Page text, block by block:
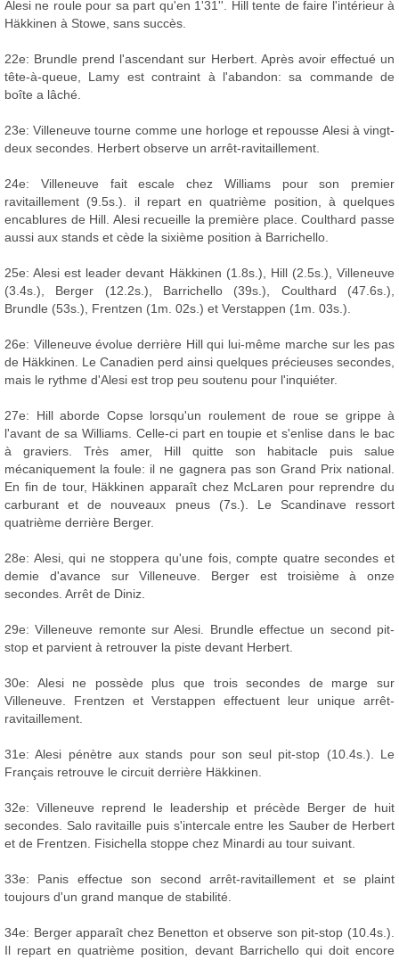
Alesi ne roule pour sa part qu'en 1'31''. Hill tente de faire l'intérieur à
Häkkinen à Stowe, sans succès.
22e: Brundle prend l'ascendant sur Herbert. Après avoir effectué un
tête-à-queue, Lamy est contraint à l'abandon: sa commande de
boîte a lâché.
23e: Villeneuve tourne comme une horloge et repousse Alesi à vingt-
deux secondes. Herbert observe un arrêt-ravitaillement.
24e: Villeneuve fait escale chez Williams pour son premier
ravitaillement (9.5s.). il repart en quatrième position, à quelques
encablures de Hill. Alesi recueille la première place. Coulthard passe
aussi aux stands et cède la sixième position à Barrichello.
25e: Alesi est leader devant Häkkinen (1.8s.), Hill (2.5s.), Villeneuve
(3.4s.), Berger (12.2s.), Barrichello (39s.), Coulthard (47.6s.),
Brundle (53s.), Frentzen (1m. 02s.) et Verstappen (1m. 03s.).
26e: Villeneuve évolue derrière Hill qui lui-même marche sur les pas
de Häkkinen. Le Canadien perd ainsi quelques précieuses secondes,
mais le rythme d'Alesi est trop peu soutenu pour l'inquiéter.
27e: Hill aborde Copse lorsqu'un roulement de roue se grippe à
l'avant de sa Williams. Celle-ci part en toupie et s'enlise dans le bac
à graviers. Très amer, Hill quitte son habitacle puis salue
mécaniquement la foule: il ne gagnera pas son Grand Prix national.
En fin de tour, Häkkinen apparaît chez McLaren pour reprendre du
carburant et de nouveaux pneus (7s.). Le Scandinave ressort
quatrième derrière Berger.
28e: Alesi, qui ne stoppera qu'une fois, compte quatre secondes et
demie d'avance sur Villeneuve. Berger est troisième à onze
secondes. Arrêt de Diniz.
29e: Villeneuve remonte sur Alesi. Brundle effectue un second pit-
stop et parvient à retrouver la piste devant Herbert.
30e: Alesi ne possède plus que trois secondes de marge sur
Villeneuve. Frentzen et Verstappen effectuent leur unique arrêt-
ravitaillement.
31e: Alesi pénètre aux stands pour son seul pit-stop (10.4s.). Le
Français retrouve le circuit derrière Häkkinen.
32e: Villeneuve reprend le leadership et précède Berger de huit
secondes. Salo ravitaille puis s'intercale entre les Sauber de Herbert
et de Frentzen. Fisichella stoppe chez Minardi au tour suivant.
33e: Panis effectue son second arrêt-ravitaillement et se plaint
toujours d'un grand manque de stabilité.
34e: Berger apparaît chez Benetton et observe son pit-stop (10.4s.).
Il repart en quatrième position, devant Barrichello qui doit encore